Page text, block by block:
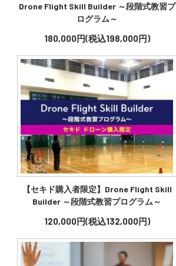
Drone Flight Skill Builder ～段階式教習プ
ログラム～
180,000円(税込198,000円)
【セキド購入者限定】Drone Flight Skill
Builder ～段階式教習プログラム～
120,000円(税込132,000円)